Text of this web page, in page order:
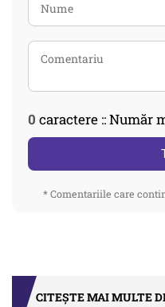
0 caractere :: Număr
* Comentariile care
CITEȘTE MAI MULTE